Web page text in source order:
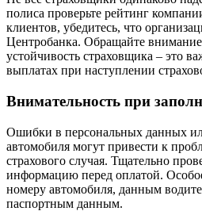
полиса проверьте рейтинг
клиентов, убедитесь, что
Центробанка. Обращайте
устойчивость страховщика – это
выплатах при наступлении
Внимательность при
Ошибки в персональных данных
автомобиля могут привести к
страхового случая. Тщательно
информацию перед оплатой.
номеру автомобиля, данным
паспортным данным.